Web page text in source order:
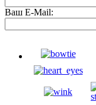
Ваш E-Mail: